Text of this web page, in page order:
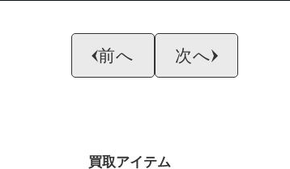
前へ 次へ
買取アイテム